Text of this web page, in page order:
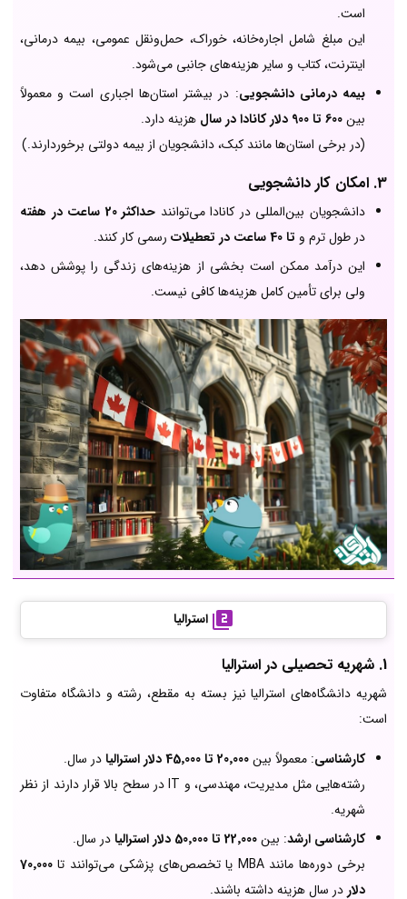
است.
این مبلغ شامل اجاره‌خانه، خوراک، حمل‌ونقل عمومی، بیمه درمانی،
اینترنت، کتاب و سایر هزینه‌های جانبی می‌شود.
بیمه درمانی دانشجویی: در بیشتر استان‌ها اجباری است و معمولاً
بین600 تا 900 دلار کانادا در سال
هزینه دارد.
(در برخی استان‌ها مانند کبک، دانشجویان از بیمه دولتی برخوردارند.)
3. امکان کار دانشجویی
دانشجویان بین‌المللی در کانادا می‌توانند حداکثر 20 ساعت در هفته
در طول ترم و تا 40 ساعت در تعطیلات
رسمی کار کنند.
این درآمد ممکن است بخشی از هزینه‌های زندگی را پوشش دهد،
ولی برای تأمین کامل هزینه‌ها کافی نیست.
استرالیا
1. شهریه تحصیلی در استرالیا
شهریه دانشگاه‌های استرالیا نیز بسته به مقطع، رشته و دانشگاه متفاوت
است:
کارشناسی: معمولاً بین20٬000 تا 45٬000 دلار استرالیا
در سال.
رشته‌هایی مثل مدیریت، مهندسی، و IT در سطح بالا قرار دارند از نظر
شهریه.
کارشناسی ارشد: بین22٬000 تا 50٬000 دلار استرالیا
در سال.
برخی دوره‌ها مانند MBA یا تخصص‌های پزشکی می‌توانند تا
70٬000
دلار در سال هزینه داشته باشند.